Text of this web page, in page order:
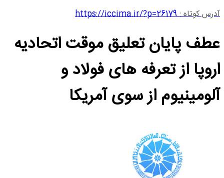
آدرس کوتاه :https://iccima.ir/?p=26179
عطف پایان تعلیق موقت اتحادیه
اروپا از تعرفه های فولاد و
آلومینیوم از سوی آمریکا